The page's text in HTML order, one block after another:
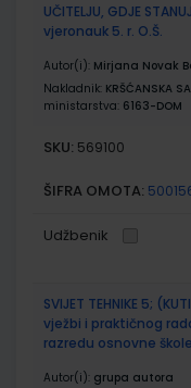
UČITELJU, GDJE
vjeronauk 5. r. O.Š.
Autor(i): Mirjana Novak
Nakladnik: KRŠĆANSKA
ministarstva: 6163-DOM
SKU: 569100
ŠIFRA OMOTA:
Udžbenik
SVIJET TEHNIKE 5;
vježbi i praktičnog
razredu osnovne škole
Autor(i): grupa autora